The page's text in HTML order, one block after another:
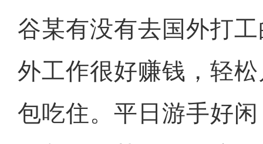
谷某有没有去国外打
外工作很好赚钱，轻
包吃住。平日游手好